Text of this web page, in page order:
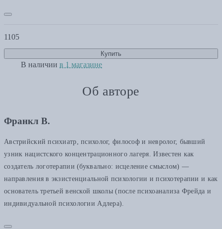
1105
Купить
В наличии в 1 магазине
Об авторе
Франкл В.
Австрийский психиатр, психолог, философ и невролог, бывший
узник нацистского концентрационного лагеря. Известен как
создатель логотерапии (буквально: исцеление смыслом) —
направления в экзистенциальной психологии и психотерапии и как
основатель третьей венской школы (после психоанализа Фрейда и
индивидуальной психологии Адлера).